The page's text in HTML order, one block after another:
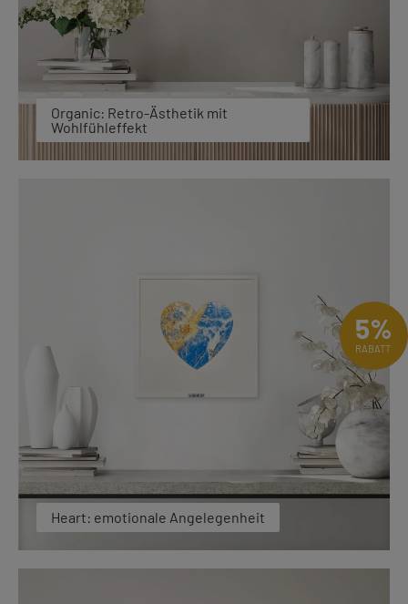
Organic: Retro-Ästhetik mit
Wohlfühleffekt
Heart: emotionale Angelegenheit
5%
RABATT